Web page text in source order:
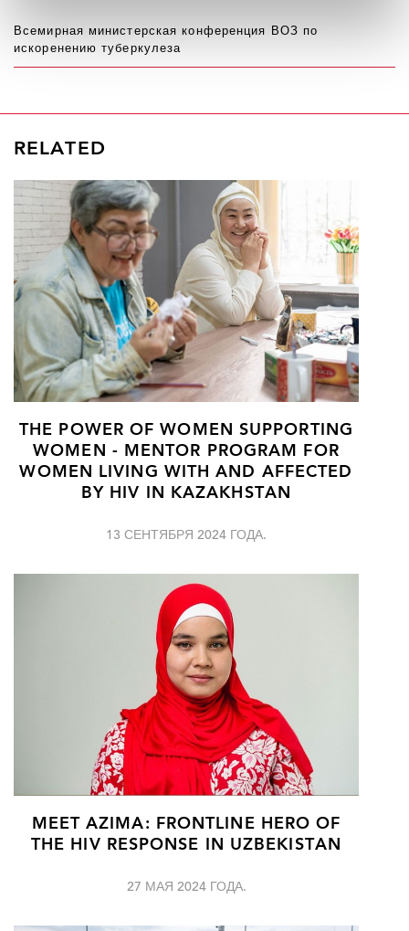
Всемирная министерская конференция ВОЗ по
искоренению туберкулеза
RELATED
THE POWER OF WOMEN SUPPORTING
WOMEN - MENTOR PROGRAM FOR
WOMEN LIVING WITH AND AFFECTED
BY HIV IN KAZAKHSTAN
13 СЕНТЯБРЯ 2024 ГОДА.
MEET AZIMA: FRONTLINE HERO OF
THE HIV RESPONSE IN UZBEKISTAN
27 МАЯ 2024 ГОДА.